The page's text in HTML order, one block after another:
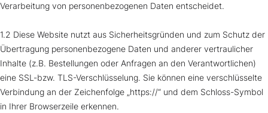
Verarbeitung von personenbezogenen Daten entscheidet.
1.2 Diese Website nutzt aus Sicherheitsgründen und zum Schutz der
Übertragung personenbezogene Daten und anderer vertraulicher
Inhalte (z.B. Bestellungen oder Anfragen an den Verantwortlichen)
eine SSL-bzw. TLS-Verschlüsselung. Sie können eine verschlüsselte
Verbindung an der Zeichenfolge „https://“ und dem Schloss-Symbol
in Ihrer Browserzeile erkennen.